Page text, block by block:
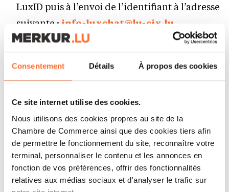
Consentement Détails À propos des cookies
Ce site internet utilise des cookies.
Nous utilisons des cookies propres au site de la
Chambre de Commerce ainsi que des cookies tiers afin
de permettre le fonctionnement du site, reconnaître votre
terminal, personnaliser le contenu et les annonces en
fonction de vos préférences, offrir des fonctionnalités
relatives aux médias sociaux et d'analyser le trafic sur
LuxID puis à l’envoi de l’identifiant à l’adresse
suivante : info-luxchat@lu-cix.lu
l’application est gratuite
En quoi le service
Luxchat4Pro va-t-il
différer des deux autres
versions ?
au-delà de son utilisation interne à
l’écosystème Luxchat, ce nouveau service